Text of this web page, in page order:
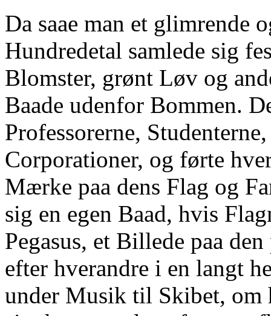
Da saae man et glimrende
Hundredetal samlede sig
Blomster, grønt Løv og
Baade udenfor Bommen.
Professorerne,
Corporationer, og førte
Mærke paa dens Flag og
sig en egen Baad, hvis
Pegasus, et Billede paa
efter hverandre i en langt
under Musik til Skibet, om